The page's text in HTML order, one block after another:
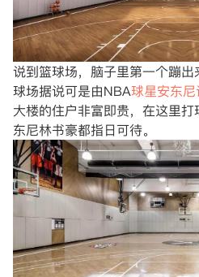
说到篮球场，脑子里第一个蹦
球场据说可是由NBA球星安东
大楼的住户非富即贵，在这里
东尼林书豪都指日可待。